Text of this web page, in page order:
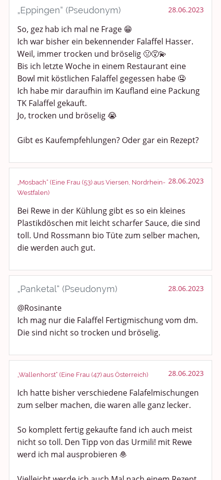
„Eppingen“ (Pseudonym) 28.06.2023
So, gez hab ich mal ne Frage 😁
Ich war bisher ein bekennender Falaffel Hasser.
Weil, immer trocken und bröselig 🤢😵‍💫
Bis ich letzte Woche in einem Restaurant eine
Bowl mit köstlichen Falaffel gegessen habe 🤤
Ich habe mir daraufhin im Kaufland eine Packung
TK Falaffel gekauft.
Jo, trocken und bröselig 😭
Gibt es Kaufempfehlungen? Oder gar ein Rezept?
„Mosbach“ (Eine Frau (53) aus Viersen, Nordrhein-
Westfalen)
28.06.2023
Bei Rewe in der Kühlung gibt es so ein kleines
Plastikdöschen mit leicht scharfer Sauce, die sind
toll. Und Rossmann bio Tüte zum selber machen,
die werden auch gut.
„Panketal“ (Pseudonym) 28.06.2023
@Rosinante
Ich mag nur die Falaffel Fertigmischung vom dm.
Die sind nicht so trocken und bröselig.
„Wallenhorst“ (Eine Frau (47) aus Österreich) 28.06.2023
Ich hatte bisher verschiedene Falafelmischungen
zum selber machen, die waren alle ganz lecker.
So komplett fertig gekaufte fand ich auch meist
nicht so toll. Den Tipp von das Urmili! mit Rewe
werd ich mal ausprobieren 🧆